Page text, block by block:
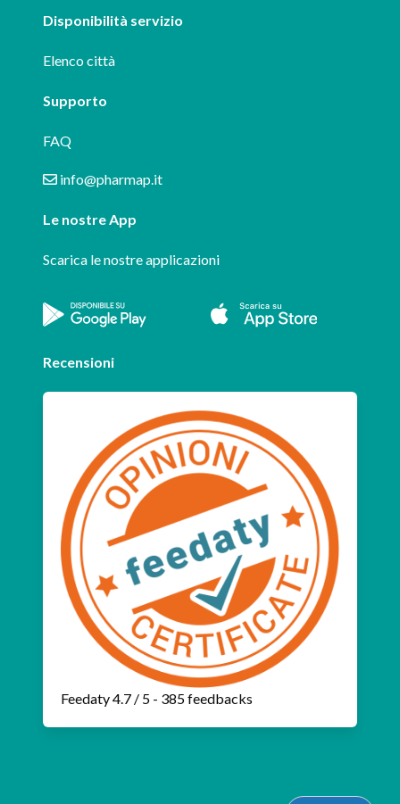
Disponibilità servizio
Elenco città
Supporto
FAQ
info@pharmap.it
Le nostre App
Scarica le nostre applicazioni
Recensioni
Feedaty4.7 / 5 - 385feedbacks